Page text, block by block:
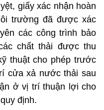
giấy xác nhận hoàn
trường đã được xác
các công trình bảo
chất thải được thu
thuật cho phép trước
cửa xả nước thải sau
ở vị trí thuận lợi cho
định.